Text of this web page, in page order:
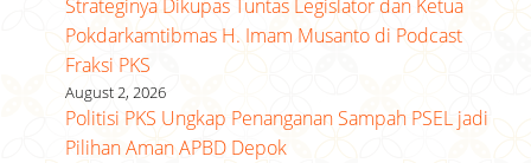
Strateginya Dikupas Tuntas Legislator dan Ketua
Pokdarkamtibmas H. Imam Musanto di Podcast
Fraksi PKS
August 2, 2026
Politisi PKS Ungkap Penanganan Sampah PSEL jadi
Pilihan Aman APBD Depok